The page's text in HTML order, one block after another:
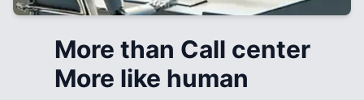
More than Call center
More like human